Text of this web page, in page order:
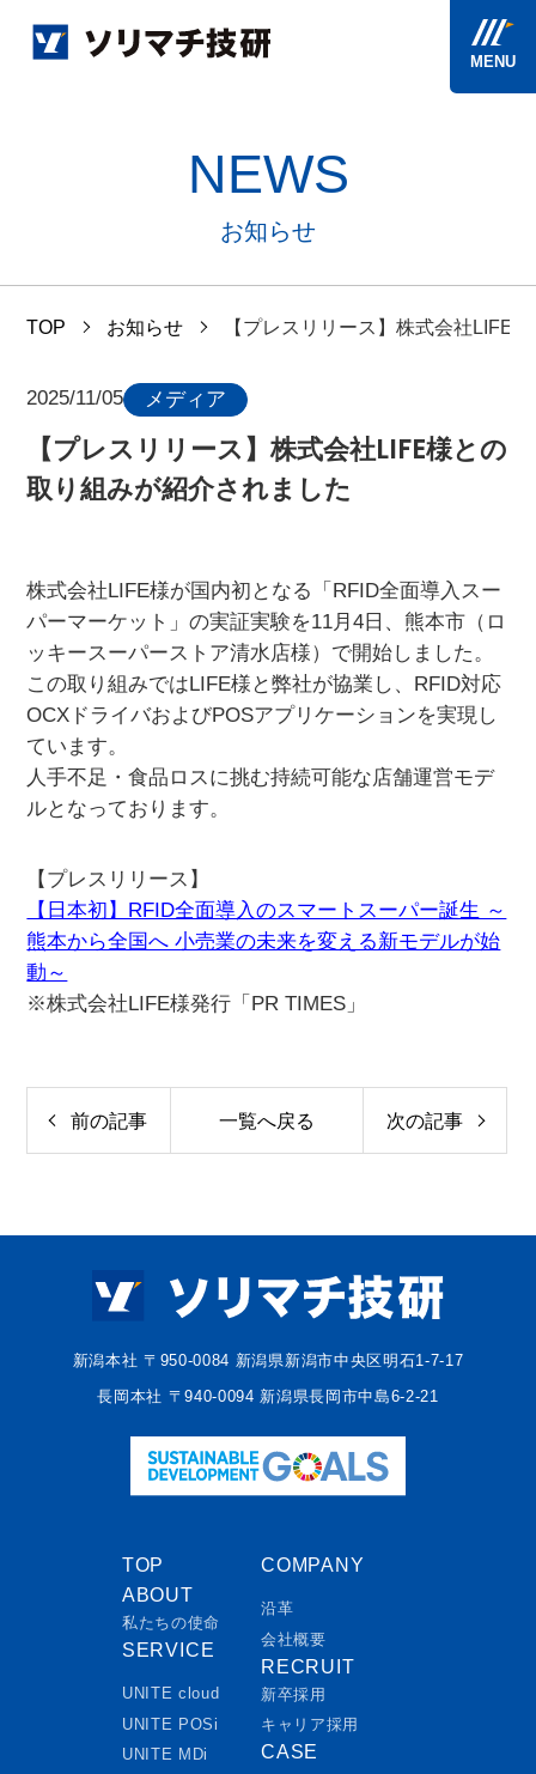
MENU
NEWS
お知らせ
TOP お知らせ 【プレスリリース】株式会社LIFE
2025/11/05 メディア
【プレスリリース】株式会社LIFE様との
取り組みが紹介されました
株式会社LIFE様が国内初となる「RFID全面導入スー
パーマーケット」の実証実験を11月4日、熊本市（ロ
ッキースーパーストア清水店様）で開始しました。
この取り組みではLIFE様と弊社が協業し、RFID対応
OCXドライバおよびPOSアプリケーションを実現し
ています。
人手不足・食品ロスに挑む持続可能な店舗運営モデ
ルとなっております。
【プレスリリース】
【日本初】RFID全面導入のスマートスーパー誕生 ～
熊本から全国へ 小売業の未来を変える新モデルが始
動～
※株式会社LIFE様発行「PR TIMES」
前の記事 一覧へ戻る 次の記事
新潟本社 〒950-0084 新潟県新潟市中央区明石1-7-17
長岡本社 〒940-0094 新潟県長岡市中島6-2-21
TOP
ABOUT
私たちの使命
SERVICE
UNITE cloud
UNITE POSi
UNITE MDi
COMPANY
沿革
会社概要
RECRUIT
新卒採用
キャリア採用
CASE